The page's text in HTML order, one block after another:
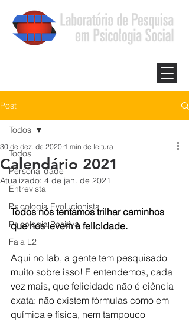
Post
Todos
Personalidade
Entrevista
Psicologia Evolucionista
Psicologia Positiva
Fala L2
Todos
Calendário 2021
30 de dez. de 2020 1 min de leitura
Atualizado: 4 de jan. de 2021
Todos nós tentamos trilhar caminhos
que nos levem à felicidade.
Aqui no lab, a gente tem pesquisado
muito sobre isso! E entendemos, cada
vez mais, que felicidade não é ciência
exata: não existem fórmulas como em
química e física, nem tampouco